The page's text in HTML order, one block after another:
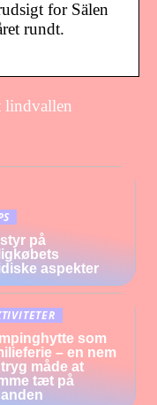
for Sälen
rundt.
lindvallen
styr på
aspekter
som
– en nem
måde at
tæt på